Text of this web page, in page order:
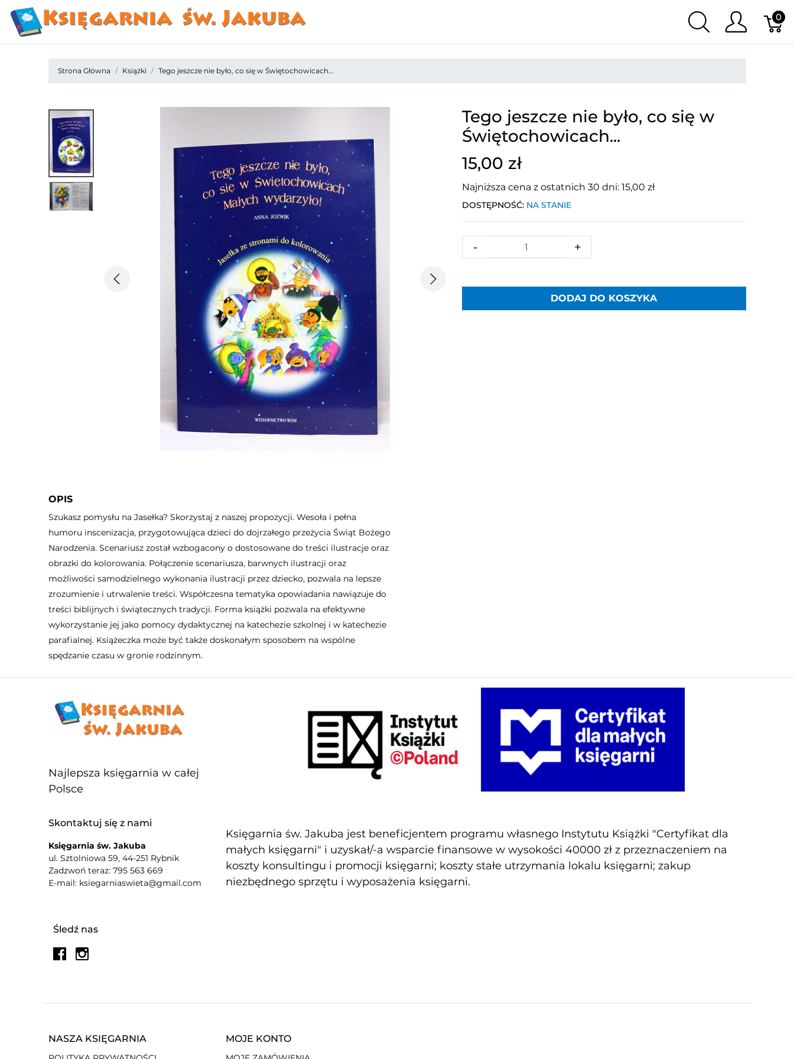
0
Strona Główna Książki Tego jeszcze nie było, co się w Świętochowicach...
Poprzedni Następny
Tego jeszcze nie było, co się w
Świętochowicach...
15,00 zł
Najniższa cena z ostatnich 30 dni: 15,00 zł
DOSTĘPNOŚĆ: NA STANIE
- +
DODAJ DO KOSZYKA
OPIS
Szukasz pomysłu na Jasełka? Skorzystaj z naszej propozycji. Wesoła i pełna
humoru inscenizacja, przygotowująca dzieci do dojrzałego przeżycia Świąt Bożego
Narodzenia. Scenariusz został wzbogacony o dostosowane do treści ilustracje oraz
obrazki do kolorowania. Połączenie scenariusza, barwnych ilustracji oraz
możliwości samodzielnego wykonania ilustracji przez dziecko, pozwala na lepsze
zrozumienie i utrwalenie treści. Współczesna tematyka opowiadania nawiązuje do
treści biblijnych i świątecznych tradycji. Forma książki pozwala na efektywne
wykorzystanie jej jako pomocy dydaktycznej na katechezie szkolnej i w katechezie
parafialnej. Książeczka może być także doskonałym sposobem na wspólne
spędzanie czasu w gronie rodzinnym.
Najlepsza księgarnia w całej
Polsce
Śledź nas
Skontaktuj się z nami
Księgarnia św. Jakuba
ul. Sztolniowa 59, 44-251 Rybnik
Zadzwoń teraz: 795 563 669
E-mail: ksiegarniaswieta@gmail.com
Księgarnia św. Jakuba jest beneficjentem programu własnego Instytutu Książki "Certyfikat dla
małych księgarni" i uzyskał/-a wsparcie finansowe w wysokości 40000 zł z przeznaczeniem na
koszty konsultingu i promocji księgarni; koszty stałe utrzymania lokalu księgarni; zakup
niezbędnego sprzętu i wyposażenia księgarni.
NASZA KSIĘGARNIA MOJE KONTO